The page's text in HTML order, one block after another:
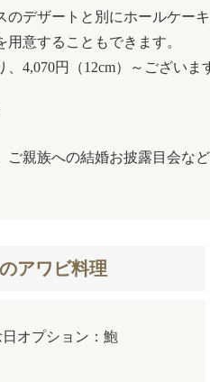
のデザートと別にホールケー
意することもできます。
4,070円（12cm）～ございま
ご親族への結婚お披露目会な
アワビ料理